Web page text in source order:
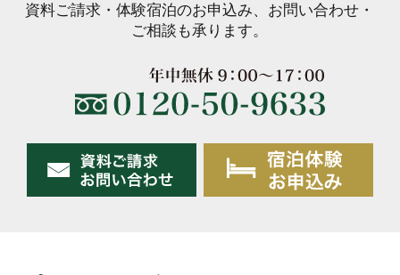
資料ご請求・体験宿泊のお申込み、お問い合わせ・
ご相談も承ります。